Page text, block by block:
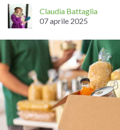
Claudia Battaglia
07 aprile 2025